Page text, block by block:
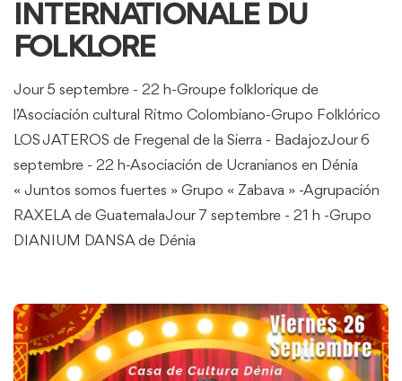
INTERNATIONALE DU
FOLKLORE
Jour 5 septembre - 22 h-Groupe folklorique de
l’Asociación cultural Ritmo Colombiano-Grupo Folklórico
LOS JATEROS de Fregenal de la Sierra - BadajozJour 6
septembre - 22 h-Asociación de Ucranianos en Dénia
« Juntos somos fuertes » Grupo « Zabava » -Agrupación
RAXELA de GuatemalaJour 7 septembre - 21 h -Grupo
DIANIUM DANSA de Dénia